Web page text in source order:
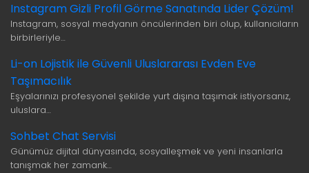
Instagram Gizli Profil Görme Sanatında Lider Çözüm!
Instagram, sosyal medyanın öncülerinden biri olup, kullanıcıların
birbirleriyle…
Li-on Lojistik ile Güvenli Uluslararası Evden Eve
Taşımacılık
Eşyalarınızı profesyonel şekilde yurt dışına taşımak istiyorsanız,
uluslara…
Sohbet Chat Servisi
Günümüz dijital dünyasında, sosyalleşmek ve yeni insanlarla
tanışmak her zamank…